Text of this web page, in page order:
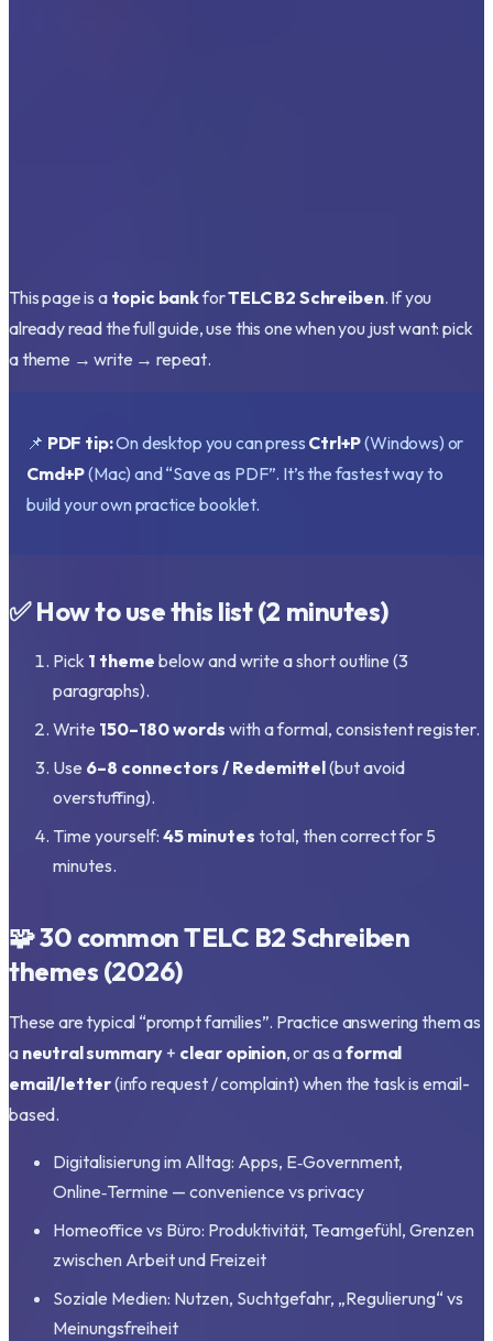
This page is a topic bankforTELC B2 Schreiben. If you
already read the full guide, use this one when you just want:pick
a theme → write → repeat.
📌 PDF tip:On desktop you can press Ctrl+P(Windows) or
Cmd+P(Mac) and “Save as PDF”. It’s the fastest way to
build your own practice booklet.
✅ How to use this list (2 minutes)
Pick 1 theme below and write a short outline (3
paragraphs).
Write 150–180 words with a formal, consistent register.
Use 6–8 connectors / Redemittel(but avoid
overstuffing).
Time yourself: 45 minutes total, then correct for 5
minutes.
🧩 30 common TELC B2 Schreiben
themes (2026)
These are typical “prompt families”. Practice answering them as
a neutral summary + clear opinion, or as aformal
email/letter(info request / complaint) when the task is email-
based.
Digitalisierung im Alltag: Apps, E‑Government,
Online‑Termine — convenience vs privacy
Homeoffice vs Büro: Produktivität, Teamgefühl, Grenzen
zwischen Arbeit und Freizeit
Soziale Medien: Nutzen, Suchtgefahr, „Regulierung“ vs
Meinungsfreiheit